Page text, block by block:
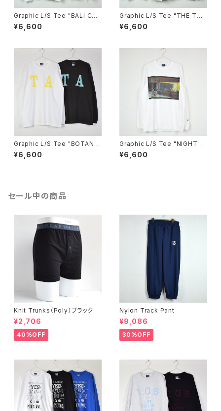
Graphic L/S Tee "BALI CA
MPUR"
¥6,600
Graphic L/S Tee "THE TOU
RISTS"
¥6,600
Graphic L/S Tee "BOTANIC
AL"
¥6,600
Graphic L/S Tee "NIGHT H
AWKS"
¥6,600
セール中の商品
Knit Trunks（Poly）ブラック
¥2,706
40%OFF
Nylon Track Pant
¥9,086
30%OFF